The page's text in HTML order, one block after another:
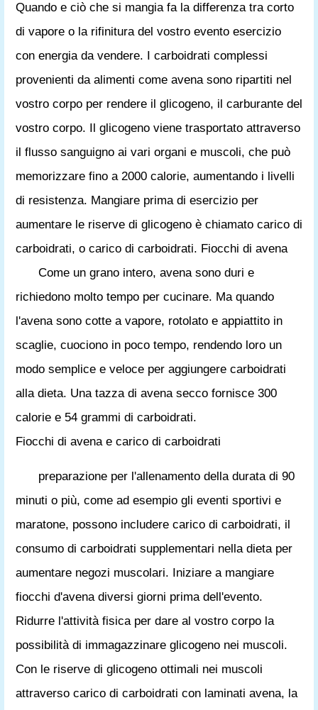
Quando e ciò che si mangia fa la differenza tra corto
di vapore o la rifinitura del vostro evento esercizio
con energia da vendere. I carboidrati complessi
provenienti da alimenti come avena sono ripartiti nel
vostro corpo per rendere il glicogeno, il carburante del
vostro corpo. Il glicogeno viene trasportato attraverso
il flusso sanguigno ai vari organi e muscoli, che può
memorizzare fino a 2000 calorie, aumentando i livelli
di resistenza. Mangiare prima di esercizio per
aumentare le riserve di glicogeno è chiamato carico di
carboidrati, o carico di carboidrati. Fiocchi di avena
Come un grano intero, avena sono duri e
richiedono molto tempo per cucinare. Ma quando
l'avena sono cotte a vapore, rotolato e appiattito in
scaglie, cuociono in poco tempo, rendendo loro un
modo semplice e veloce per aggiungere carboidrati
alla dieta. Una tazza di avena secco fornisce 300
calorie e 54 grammi di carboidrati.
Fiocchi di avena e carico di carboidrati
preparazione per l'allenamento della durata di 90
minuti o più, come ad esempio gli eventi sportivi e
maratone, possono includere carico di carboidrati, il
consumo di carboidrati supplementari nella dieta per
aumentare negozi muscolari. Iniziare a mangiare
fiocchi d'avena diversi giorni prima dell'evento.
Ridurre l'attività fisica per dare al vostro corpo la
possibilità di immagazzinare glicogeno nei muscoli.
Con le riserve di glicogeno ottimali nei muscoli
attraverso carico di carboidrati con laminati avena, la